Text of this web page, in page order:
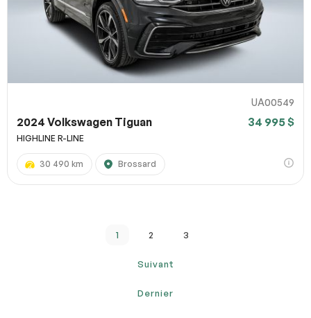
UA00549
2024 Volkswagen Tiguan 34 995 $
HIGHLINE R-LINE
30 490 km Brossard
1 2 3
Suivant
Dernier